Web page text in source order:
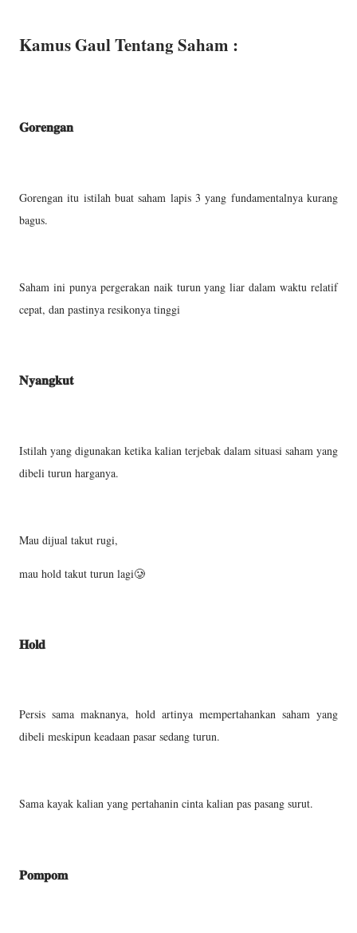
Kamus Gaul Tentang Saham :
𝐆𝐨𝐫𝐞𝐧𝐠𝐚𝐧
Gorengan itu istilah buat saham lapis 3 yang fundamentalnya kurang
bagus.
Saham ini punya pergerakan naik turun yang liar dalam waktu relatif
cepat, dan pastinya resikonya tinggi
𝐍𝐲𝐚𝐧𝐠𝐤𝐮𝐭
Istilah yang digunakan ketika kalian terjebak dalam situasi saham yang
dibeli turun harganya.
Mau dijual takut rugi,
mau hold takut turun lagi🥲
𝐇𝐨𝐥𝐝
Persis sama maknanya, hold artinya mempertahankan saham yang
dibeli meskipun keadaan pasar sedang turun.
Sama kayak kalian yang pertahanin cinta kalian pas pasang surut.
𝐏𝐨𝐦𝐩𝐨𝐦